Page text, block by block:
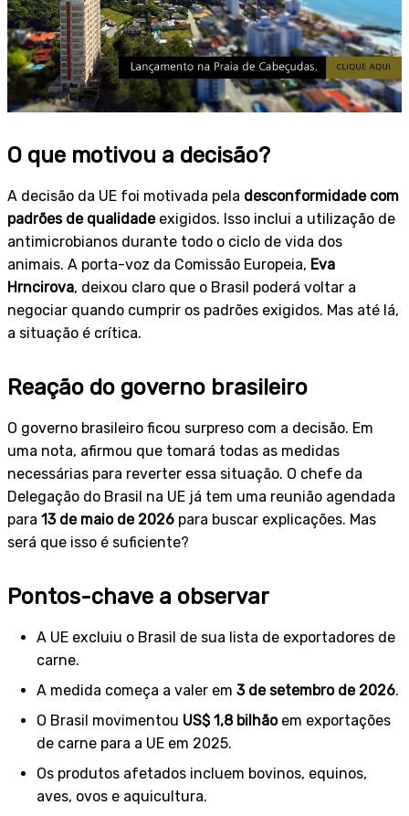
O que motivou a decisão?
A decisão da UE foi motivada pela desconformidade com
padrões de qualidadeexigidos. Isso inclui a utilização de
antimicrobianos durante todo o ciclo de vida dos
animais. A porta-voz da Comissão Europeia, Eva
Hrncirova, deixou claro que o Brasil poderá voltar a
negociar quando cumprir os padrões exigidos. Mas até lá,
a situação é crítica.
Reação do governo brasileiro
O governo brasileiro ficou surpreso com a decisão. Em
uma nota, afirmou que tomará todas as medidas
necessárias para reverter essa situação. O chefe da
Delegação do Brasil na UE já tem uma reunião agendada
para 13 de maio de 2026 para buscar explicações. Mas
será que isso é suficiente?
Pontos-chave a observar
A UE excluiu o Brasil de sua lista de exportadores de
carne.
A medida começa a valer em 3 de setembro de 2026.
O Brasil movimentou US$ 1,8 bilhãoem exportações
de carne para a UE em 2025.
Os produtos afetados incluem bovinos, equinos,
aves, ovos e aquicultura.